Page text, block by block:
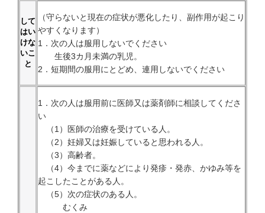
して
はい
けな
いこ
と
（守らないと現在の症状が悪化したり、副作用が起こり
やすくなります）
1．次の人は服用しないでください
生後3カ月未満の乳児。
2．短期間の服用にとどめ、連用しないでください
1．次の人は服用前に医師又は薬剤師に相談してくださ
い
（1）医師の治療を受けている人。
（2）妊婦又は妊娠していると思われる人。
（3）高齢者。
（4）今までに薬などにより発疹・発赤、かゆみ等を
起こしたことがある人。
（5）次の症状のある人。
むくみ